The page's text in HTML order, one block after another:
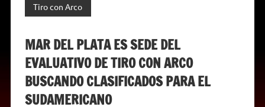
Tiro con Arco
MAR DEL PLATA ES SEDE DEL
EVALUATIVO DE TIRO CON ARCO
BUSCANDO CLASIFICADOS PARA EL
SUDAMERICANO